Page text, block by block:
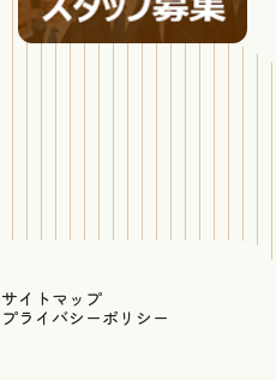
サイトマップ
プライバシーポリシー